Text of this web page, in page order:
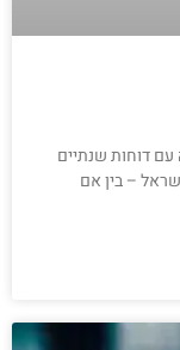
עם דוחות שנתיים
– בין אם